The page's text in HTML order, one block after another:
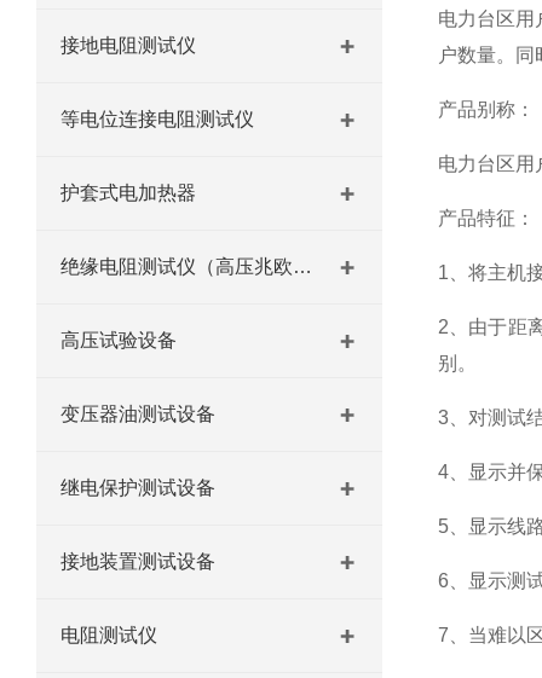
接地电阻测试仪
等电位连接电阻测试仪
护套式电加热器
绝缘电阻测试仪（高压兆欧表）
高压试验设备
变压器油测试设备
继电保护测试设备
接地装置测试设备
电阻测试仪
电力台区用
户数量。
产品别称：
电力台区用
产品特征：
1、将主机
2、由于距
别。
3、对测试
4、显示并
5、显示线
6、显示测
7、当难以